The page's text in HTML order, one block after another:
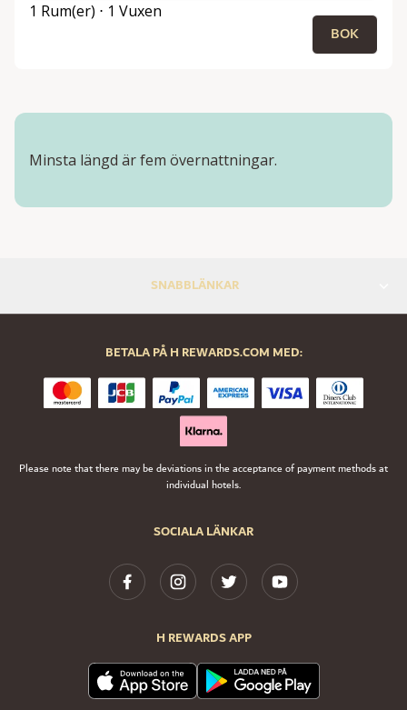
1 Rum(er) ⋅ 1 Vuxen
BOK
Minsta längd är fem övernattningar.
SNABBLÄNKAR
SOCIALA LÄNKAR
H REWARDS APP
BETALA PÅ H REWARDS.COM MED:
Please note that there may be deviations in the acceptance of payment methods at
individual hotels.